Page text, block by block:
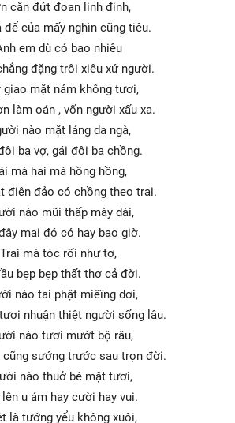
căn đứt đoan linh đinh,
để của mấy nghìn cũng tiêu.
em dù có bao nhiêu
đặng trôi xiêu xứ người.
giao mặt nám không tươi,
làm oán , vốn người xấu xa.
nào mặt láng da ngà,
ba vợ, gái đôi ba chồng.
mà hai má hồng hồng,
điên đảo có chồng theo trai.
nào mũi thấp mày dài,
mai đó có hay bao giờ.
Trai mà tóc rối như tơ,
bẹp bẹp thất thơ cả đời.
nào tai phật miêïng dơi,
nhuận thiệt người sống lâu.
nào tươi mướt bộ râu,
cũng sướng trước sau trọn đời.
nào thuở bé mặt tươi,
lên u ám hay cười hay vui.
là tướng yểu không xuôi,